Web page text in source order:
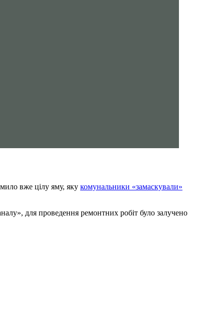
вже цілу яму, яку комунальники «замаскували»
для проведення ремонтних робіт було залучено